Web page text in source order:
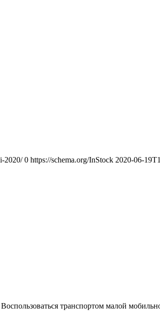
2020/ 0 https://schema.org/InStock 2020-06-
транспортом малой